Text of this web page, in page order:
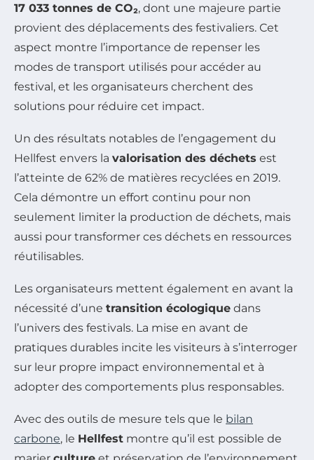
17 033 tonnes de CO₂, dont une majeure partie
provient des déplacements des festivaliers. Cet
aspect montre l’importance de repenser les
modes de transport utilisés pour accéder au
festival, et les organisateurs cherchent des
solutions pour réduire cet impact.
Un des résultats notables de l’engagement du
Hellfest envers la valorisation des déchets est
l’atteinte de 62% de matières recyclées en 2019.
Cela démontre un effort continu pour non
seulement limiter la production de déchets, mais
aussi pour transformer ces déchets en ressources
réutilisables.
Les organisateurs mettent également en avant la
nécessité d’une transition écologique dans
l’univers des festivals. La mise en avant de
pratiques durables incite les visiteurs à s’interroger
sur leur propre impact environnemental et à
adopter des comportements plus responsables.
Avec des outils de mesure tels que le bilan
carbone, le Hellfest montre qu’il est possible de